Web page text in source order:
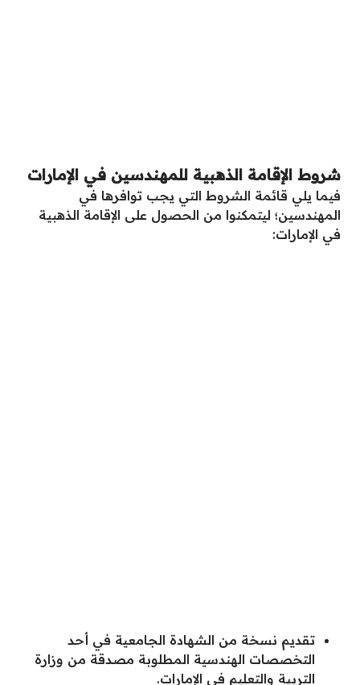
شروط الإقامة الذهبية للمهندسين في الإمارات
فيما يلي قائمة الشروط التي يجب توافرها في
المهندسين؛ ليتمكنوا من الحصول على الإقامة الذهبية
في الإمارات:
تقديم نسخة من الشهادة الجامعية في أحد
التخصصات الهندسية المطلوبة مصدقة من وزارة
التربية والتعليم في الإمارات.